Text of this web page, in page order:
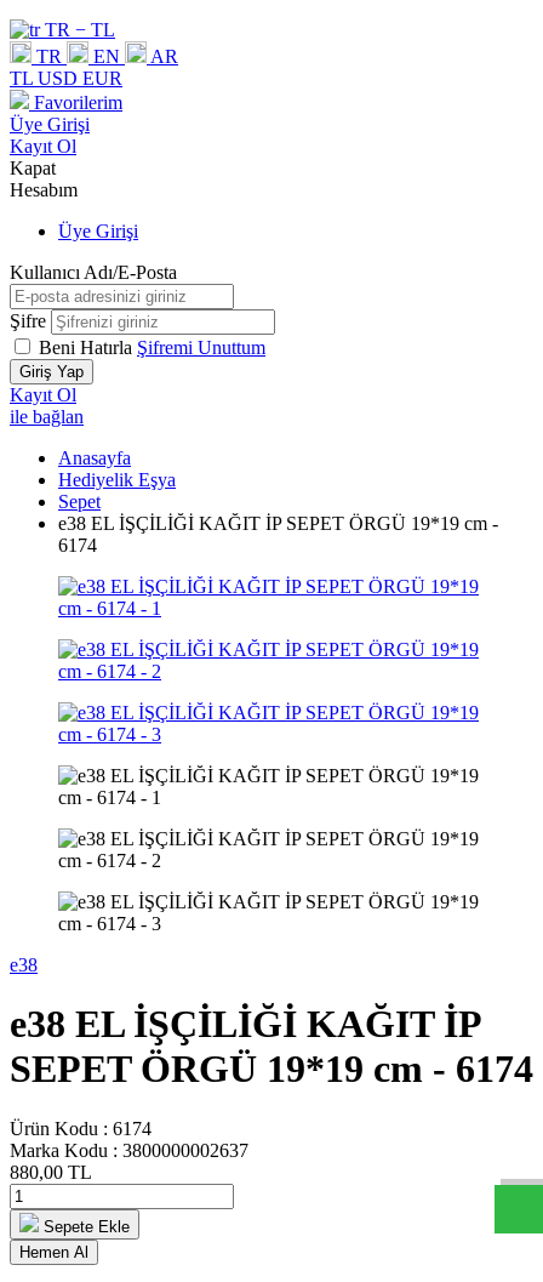
TR − TL
TR
EN
AR
TL USD EUR
Favorilerim
Üye Girişi
Kayıt Ol
Kapat
Hesabım
Üye Girişi
Kullanıcı Adı/E-Posta
Şifre
Beni Hatırla Şifremi Unuttum
Giriş Yap
Kayıt Ol
ile bağlan
Anasayfa
Hediyelik Eşya
Sepet
e38 EL İŞÇİLİĞİ KAĞIT İP SEPET ÖRGÜ 19*19 cm -
6174
e38
e38 EL İŞÇİLİĞİ KAĞIT İP
SEPET ÖRGÜ 19*19 cm - 6174
Ürün Kodu : 6174
Marka Kodu : 3800000002637
880,00 TL
Sepete Ekle
Hemen Al